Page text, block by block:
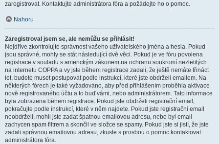
zaregistrovat. Kontaktujte administrátora fóra a požádejte ho o pomoc.
Nahoru
Zaregistroval jsem se, ale nemůžu se přihlásit!
Nejdříve zkontrolujte správnost vašeho uživatelského jména a hesla. Pokud
jsou správné, mohly se stát následující dvě věci. Pokud je ve fóru povolena
registrace v souladu s americkým zákonem na ochranu soukromí nezletilých
na internetu COPPA a vy jste během registrace zadali, že ještě nemáte třináct
let, budete muset postupovat podle instrukcí, které jste obdrželi emailem. Na
některých fórech je také vyžadováno, aby před přihlášením proběhla aktivace
nově registrovaného účtu a to buď vámi, nebo administrátorem. Tato informace
byla zobrazena během registrace. Pokud jste obdrželi registrační email,
pokračujte podle instrukcí, které v něm najdete. Pokud jste registrační email
neobdrželi, mohli jste zadat špatnou emailovou adresu, nebo byl email
zachycen spam filtrem a skončil ve složce se spamy. Pokud jste si jistí, že jste
zadali správnou emailovou adresu, zkuste s prosbou o pomoc kontaktovat
administrátora fóra.